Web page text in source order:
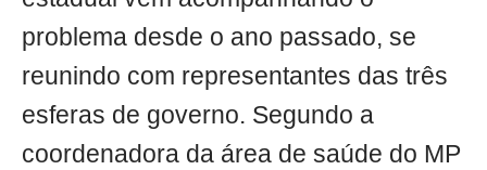
problema desde o ano passado, se
reunindo com representantes das três
esferas de governo. Segundo a
coordenadora da área de saúde do MP